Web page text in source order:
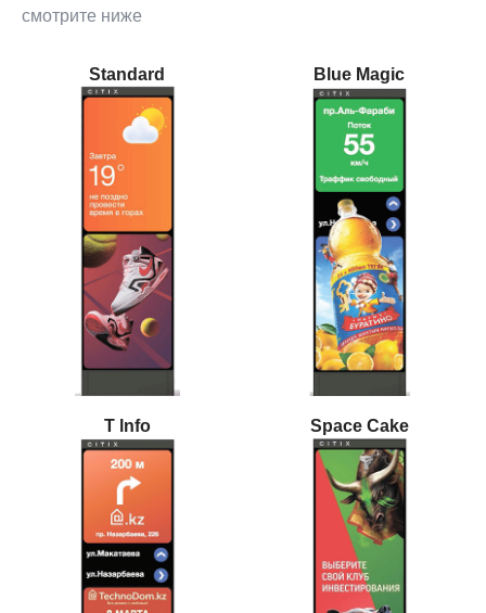
смотрите ниже
Standard Blue Magic
T lnfo Space Cake